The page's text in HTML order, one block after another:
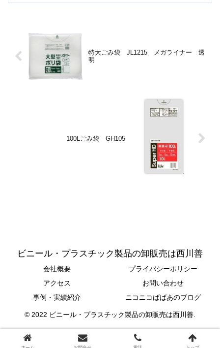
特大ごみ袋 JL1215 メガライナー 透
明
100Lごみ袋 GH105
ビニール・プラスチック製品の卸販売は西川善
会社概要
プライバシーポリシー
アクセス
お問い合わせ
事例・実績紹介
ニコニコばばあのブログ
© 2022 ビニール・プラスチック製品の卸販売は西川善.